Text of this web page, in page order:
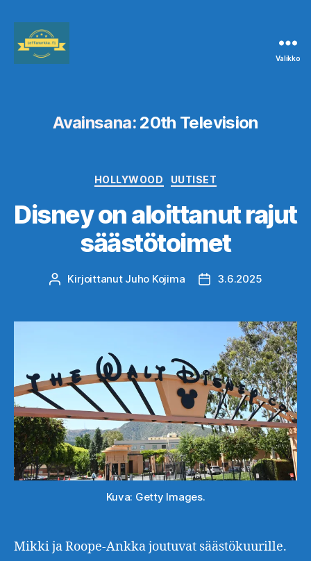
Valikko
Avainsana: 20th Television
Kategoriat
HOLLYWOOD UUTISET
Disney on aloittanut rajut
säästötoimet
Kirjoittaja
Kirjoittanut Juho Kojima Julkaisupäivämäärä
3.6.2025
Kuva: Getty Images.
Mikki ja Roope-Ankka joutuvat säästökuurille.